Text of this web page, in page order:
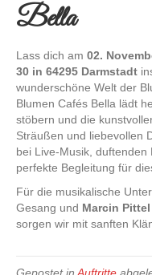
Bella
Lass dich am 02.
30 in 64295 Darmstadt
wunderschöne Welt der
Blumen Cafés Bella lädt
stöbern und die
Sträußen und liebevollen
bei Live-Musik, duftenden
perfekte Begleitung für
Für die musikalische
Gesang und Marcin Pittel
sorgen wir mit sanften